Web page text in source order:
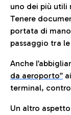
uno dei più utili
Tenere
portata di
passaggio tra
Anche
da aeroporto” a
terminal,
Un altro